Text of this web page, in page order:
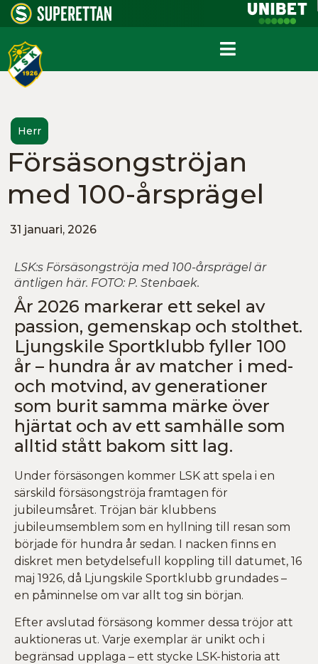
Herr
Försäsongströjan
med 100-årsprägel
31 januari, 2026
LSK:s Försäsongströja med 100-årsprägel är
äntligen här. FOTO: P. Stenbaek.
År 2026 markerar ett sekel av
passion, gemenskap och stolthet.
Ljungskile Sportklubb fyller 100
år – hundra år av matcher i med-
och motvind, av generationer
som burit samma märke över
hjärtat och av ett samhälle som
alltid stått bakom sitt lag.
Under försäsongen kommer LSK att spela i en
särskild försäsongströja framtagen för
jubileumsåret. Tröjan bär klubbens
jubileumsemblem som en hyllning till resan som
började för hundra år sedan. I nacken finns en
diskret men betydelsefull koppling till datumet, 16
maj 1926, då Ljungskile Sportklubb grundades –
en påminnelse om var allt tog sin början.
Efter avslutad försäsong kommer dessa tröjor att
auktioneras ut. Varje exemplar är unikt och i
begränsad upplaga – ett stycke LSK-historia att